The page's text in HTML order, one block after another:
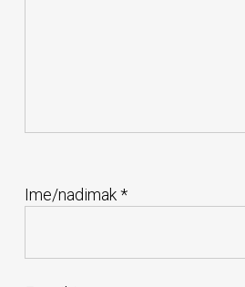
Ime/nadimak*